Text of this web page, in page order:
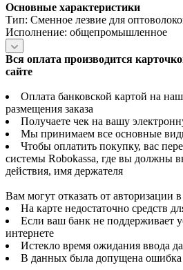
Основные характеристики
Тип: Сменное лезвие для
Исполнение: общепромышленное
Вся оплата производится
сайте
Оплата банковской картой на
размещения заказа
Получаете чек на вашу
Мы принимаем все основные
Чтобы оплатить покупку, вас
системы Robokassa, где вы должны
действия, имя держателя
Вам могут отказать от авторизации в
На карте недостаточно средств
Если ваш банк не поддерживает
интернете
Истекло время ожидания ввода
В данных была допущена ошибка